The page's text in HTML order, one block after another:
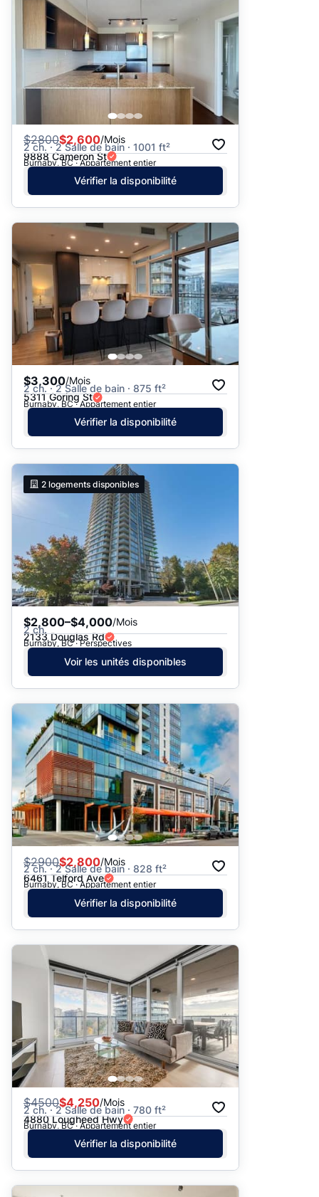
$2800$2,600/Mois
2 ch. · 2 Salle de bain · 1001 ft²
9888 Cameron St
Burnaby, BC · Appartement entier
Vérifier la disponibilité
$3,300/Mois
2 ch. · 2 Salle de bain · 875 ft²
5311 Goring St
Burnaby, BC · Appartement entier
Vérifier la disponibilité
2 logements disponibles
$2,800–$4,000/Mois
2 ch.
2133 Douglas Rd
Burnaby, BC · Perspectives
Voir les unités disponibles
$2900$2,800/Mois
2 ch. · 2 Salle de bain · 828 ft²
6461 Telford Ave
Burnaby, BC · Appartement entier
Vérifier la disponibilité
$4500$4,250/Mois
2 ch. · 2 Salle de bain · 780 ft²
4880 Lougheed Hwy
Burnaby, BC · Appartement entier
Vérifier la disponibilité